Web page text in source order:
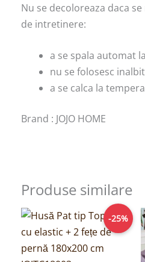
Nu se decoloreaza daca
de intretinere:
a se spala automat
nu se folosesc
a se calca la
Brand : JOJO HOME
Produse similare
-25%
Prețul
inițial
a
fost:
199,00lei.
Prețul
curent
este:
149,00lei.